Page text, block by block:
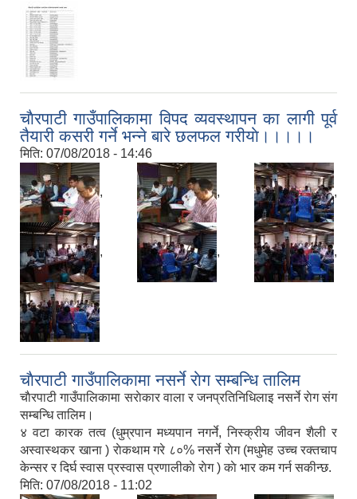
चाैरपाटी गाउँपालिकामा विपद व्यवस्थापन का लागी पूर्व
तैयारी कसरी गर्ने भन्ने बारे छलफल गरीयाे।।।।।
मिति: 07/08/2018 - 14:46
, , ,
, , ,
चाैरपाटी गाउँपालिकामा नसर्ने राेग सम्बन्धि तालिम
चाैरपाटी गाउँपालिकामा सराेकार वाला र जनप्रतिनिधिलाइ नसर्ने राेग संग
सम्बन्धि तालिम।
४ वटा कारक तत्व (धुम्रपान मध्यपान नगर्ने, निस्क्रीय जीवन शैली र
अस्वास्थकर खाना ) राेकथाम गरे ८०% नसर्ने राेग (मधुमेह उच्च रक्तचाप
केन्सर र दिर्घ स्वास प्रस्वास प्रणालीकाे राेग ) काे भार कम गर्न सकीन्छ.
मिति: 07/08/2018 - 11:02